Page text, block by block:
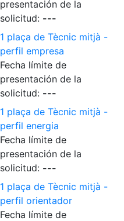
presentación de la
solicitud: ---
1 plaça de Tècnic mitjà -
perfil empresa
Fecha límite de
presentación de la
solicitud: ---
1 plaça de Tècnic mitjà -
perfil energia
Fecha límite de
presentación de la
solicitud: ---
1 plaça de Tècnic mitjà -
perfil orientador
Fecha límite de